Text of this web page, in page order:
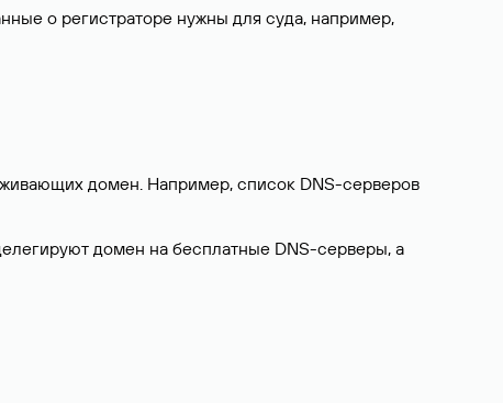
о регистраторе нужны для суда, например,
домен. Например, список DNS-серверов
домен на бесплатные DNS-серверы, а